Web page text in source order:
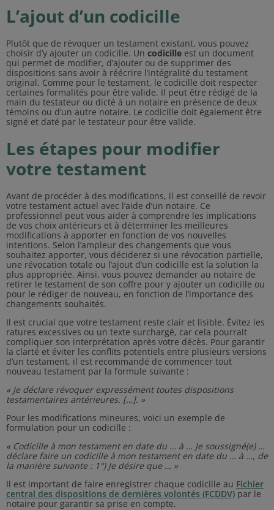
L’ajout d’un codicille
Plutôt que de révoquer un testament existant, vous pouvez
choisir d’y ajouter un codicille. Un codicille est un document
qui permet de modifier, d’ajouter ou de supprimer des
dispositions sans avoir à réécrire l’intégralité du testament
original. Comme pour le testament, le codicille doit respecter
certaines formalités pour être valide. Il peut être rédigé de la
main du testateur ou dicté à un notaire en présence de deux
témoins ou d’un autre notaire. Le codicille doit également être
signé et daté par le testateur pour être valide.
Les étapes pour modifier
votre testament
Avant de procéder à des modifications, il est conseillé de revoir
votre testament actuel avec l’aide d’un notaire. Ce
professionnel peut vous aider à comprendre les implications
de vos choix antérieurs et à déterminer les meilleures
modifications à apporter en fonction de vos nouvelles
intentions. Selon l’ampleur des changements que vous
souhaitez apporter, vous déciderez si une révocation partielle,
une révocation totale ou l’ajout d’un codicille est la solution la
plus appropriée. Ainsi, vous pouvez demander au notaire de
retirer le testament de son coffre pour y ajouter un codicille ou
pour le rédiger de nouveau, en fonction de l’importance des
changements souhaités.
Il est crucial que votre testament reste clair et lisible. Évitez les
ratures excessives ou un texte surchargé, car cela pourrait
compliquer son interprétation après votre décès. Pour garantir
la clarté et éviter les conflits potentiels entre plusieurs versions
d’un testament, il est recommandé de commencer tout
nouveau testament par la formule suivante :
« Je déclare révoquer expressément toutes dispositions
testamentaires antérieures. […]. »
Pour les modifications mineures, voici un exemple de
formulation pour un codicille :
« Codicille à mon testament en date du … à … Je soussigné(e) …
déclare faire un codicille à mon testament en date du … à …, de
la manière suivante : 1°) Je désire que … »
Il est important de faire enregistrer chaque codicille au Fichier
central des dispositions de dernières volontés (FCDDV) par le
notaire pour garantir sa prise en compte.